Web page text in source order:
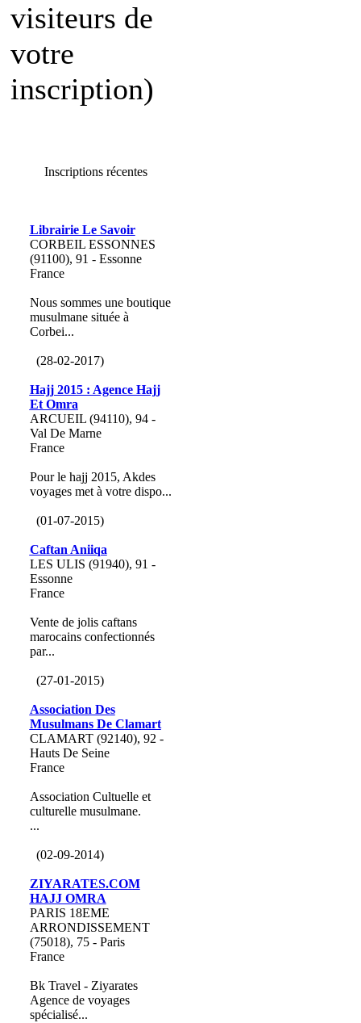
visiteurs de
votre
inscription)
Inscriptions récentes
Librairie Le Savoir
CORBEIL ESSONNES
(91100), 91 - Essonne
France
Nous sommes une boutique
musulmane située à
Corbei...
(28-02-2017)
Hajj 2015 : Agence Hajj
Et Omra
ARCUEIL (94110), 94 -
Val De Marne
France
Pour le hajj 2015, Akdes
voyages met à votre dispo...
(01-07-2015)
Caftan Aniiqa
LES ULIS (91940), 91 -
Essonne
France
Vente de jolis caftans
marocains confectionnés
par...
(27-01-2015)
Association Des
Musulmans De Clamart
CLAMART (92140), 92 -
Hauts De Seine
France
Association Cultuelle et
culturelle musulmane.
...
(02-09-2014)
ZIYARATES.COM
HAJJ OMRA
PARIS 18EME
ARRONDISSEMENT
(75018), 75 - Paris
France
Bk Travel - Ziyarates
Agence de voyages
spécialisé...